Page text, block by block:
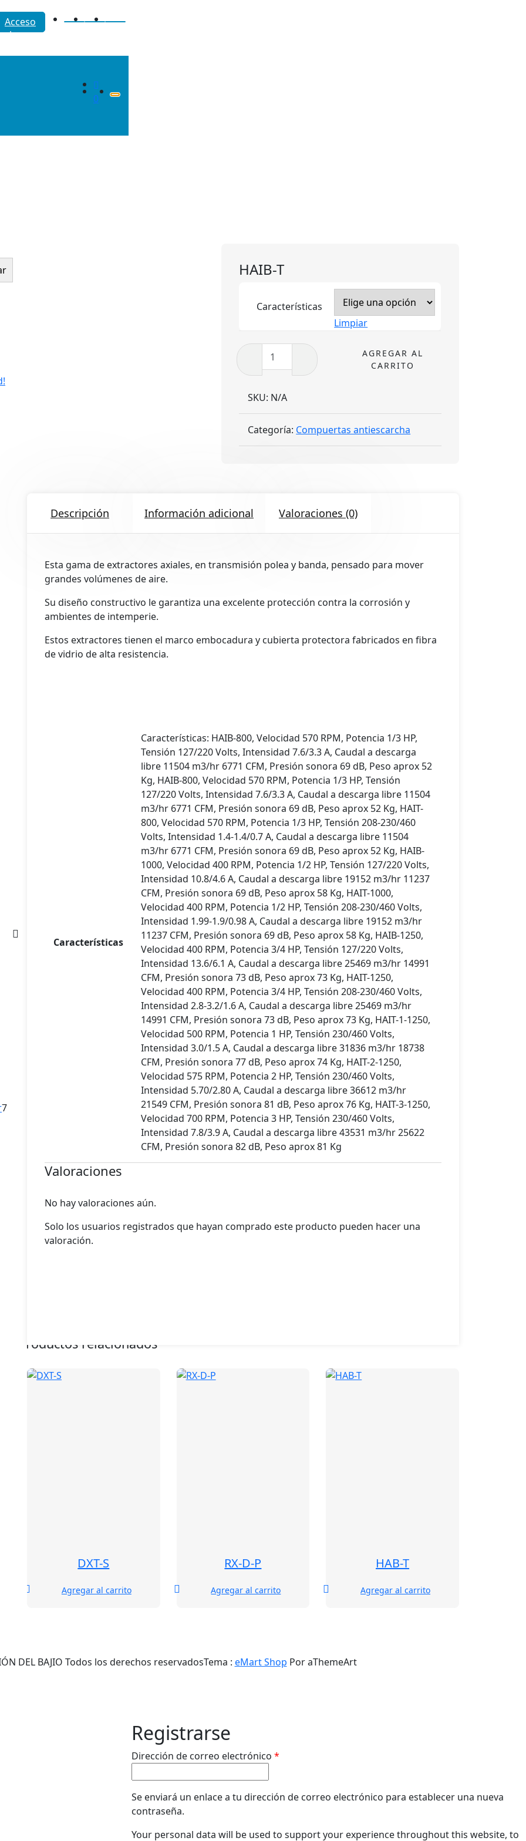
Acceso
a la
0
HAIB-T
Características
Limpiar
HAIB-
cantidad
AGREGAR AL
CARRITO
SKU: N/A
Categoría: Compuertas antiescarcha
Descripción Información adicional Valoraciones (0)
Esta gama de extractores axiales, en transmisión polea y banda, pensado para mover
grandes volúmenes de aire.
Su diseño constructivo le garantiza una excelente protección contra la corrosión y
ambientes de intemperie.
Estos extractores tienen el marco embocadura y cubierta protectora fabricados en fibra
de vidrio de alta resistencia.
Características
Características: HAIB-800, Velocidad 570 RPM, Potencia 1/3 HP,
Tensión 127/220 Volts, Intensidad 7.6/3.3 A, Caudal a descarga
libre 11504 m3/hr 6771 CFM, Presión sonora 69 dB, Peso aprox 52
Kg, HAIB-800, Velocidad 570 RPM, Potencia 1/3 HP, Tensión
127/220 Volts, Intensidad 7.6/3.3 A, Caudal a descarga libre 11504
m3/hr 6771 CFM, Presión sonora 69 dB, Peso aprox 52 Kg, HAIT-
800, Velocidad 570 RPM, Potencia 1/3 HP, Tensión 208-230/460
Volts, Intensidad 1.4-1.4/0.7 A, Caudal a descarga libre 11504
m3/hr 6771 CFM, Presión sonora 69 dB, Peso aprox 52 Kg, HAIB-
1000, Velocidad 400 RPM, Potencia 1/2 HP, Tensión 127/220 Volts,
Intensidad 10.8/4.6 A, Caudal a descarga libre 19152 m3/hr 11237
CFM, Presión sonora 69 dB, Peso aprox 58 Kg, HAIT-1000,
Velocidad 400 RPM, Potencia 1/2 HP, Tensión 208-230/460 Volts,
Intensidad 1.99-1.9/0.98 A, Caudal a descarga libre 19152 m3/hr
11237 CFM, Presión sonora 69 dB, Peso aprox 58 Kg, HAIB-1250,
Velocidad 400 RPM, Potencia 3/4 HP, Tensión 127/220 Volts,
Intensidad 13.6/6.1 A, Caudal a descarga libre 25469 m3/hr 14991
CFM, Presión sonora 73 dB, Peso aprox 73 Kg, HAIT-1250,
Velocidad 400 RPM, Potencia 3/4 HP, Tensión 208-230/460 Volts,
Intensidad 2.8-3.2/1.6 A, Caudal a descarga libre 25469 m3/hr
14991 CFM, Presión sonora 73 dB, Peso aprox 73 Kg, HAIT-1-1250,
Velocidad 500 RPM, Potencia 1 HP, Tensión 230/460 Volts,
Intensidad 3.0/1.5 A, Caudal a descarga libre 31836 m3/hr 18738
CFM, Presión sonora 77 dB, Peso aprox 74 Kg, HAIT-2-1250,
Velocidad 575 RPM, Potencia 2 HP, Tensión 230/460 Volts,
Intensidad 5.70/2.80 A, Caudal a descarga libre 36612 m3/hr
21549 CFM, Presión sonora 81 dB, Peso aprox 76 Kg, HAIT-3-1250,
Velocidad 700 RPM, Potencia 3 HP, Tensión 230/460 Volts,
Intensidad 7.8/3.9 A, Caudal a descarga libre 43531 m3/hr 25622
CFM, Presión sonora 82 dB, Peso aprox 81 Kg
Valoraciones
No hay valoraciones aún.
Solo los usuarios registrados que hayan comprado este producto pueden hacer una
valoración.
Productos relacionados
DXT-S
Agregar al carrito
RX-D-P
Agregar al carrito
HAB-T
Agregar al carrito
77
DEL BAJIO Todos los derechos reservadosTema : eMart Shop Por aThemeArt
Registrarse
Dirección de correo electrónico *
Se enviará un enlace a tu dirección de correo electrónico para establecer una nueva
contraseña.
Your personal data will be used to support your experience throughout this website, to